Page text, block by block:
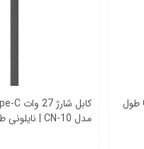
کابل شارژ چندکاره 4 در 1 نوکسو مدل CN-11 طول
مدل CN-10 | نایلونی طول 1.2 متر